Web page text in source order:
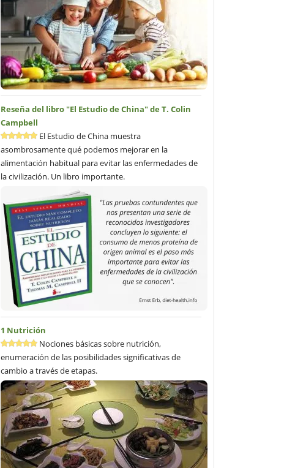
Reseña del libro "El Estudio de China" de T. Colin
Campbell
El Estudio de China muestra
asombrosamente qué podemos mejorar en la
alimentación habitual para evitar las enfermedades de
la civilización. Un libro importante.
1 Nutrición
Nociones básicas sobre nutrición,
enumeración de las posibilidades significativas de
cambio a través de etapas.